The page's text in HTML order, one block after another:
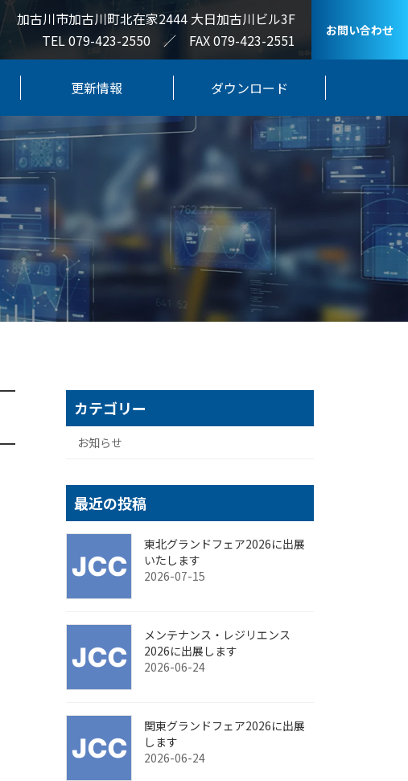
加古川市加古川町北在家2444 大日加古川ビル3F
TEL 079-423-2550 ／ FAX 079-423-2551
お問い合わせ
更新情報 ダウンロード
カテゴリー
お知らせ
最近の投稿
東北グランドフェア2026に出展
いたします
2026-07-15
メンテナンス・レジリエンス
2026に出展します
2026-06-24
関東グランドフェア2026に出展
します
2026-06-24